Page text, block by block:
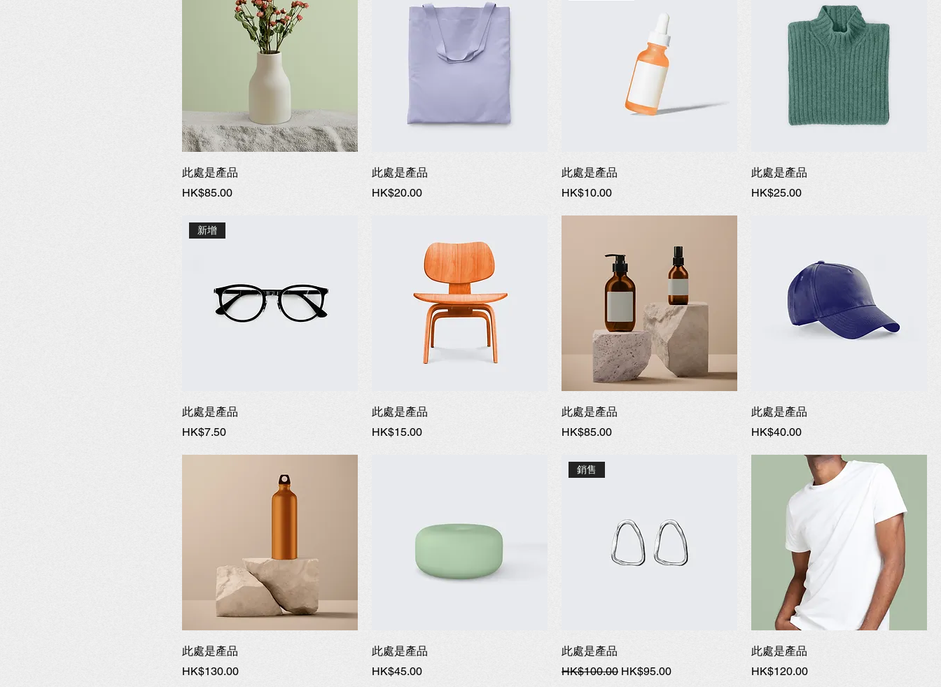
此處是產品
價格
HK$85.00
此處是產品
價格
HK$20.00
此處是產品
價格
HK$10.00
此處是產品
價格
HK$25.00
新增
此處是產品
價格
HK$7.50
此處是產品
價格
HK$15.00
此處是產品
價格
HK$85.00
此處是產品
價格
HK$40.00
此處是產品
價格
HK$130.00
此處是產品
價格
HK$45.00
銷售
此處是產品
一般價格
HK$100.00 促銷價格
HK$95.00
此處是產品
價格
HK$120.00